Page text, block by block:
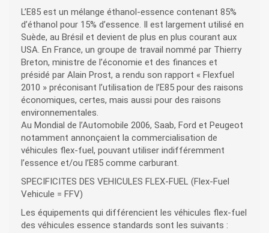
L’E85 est un mélange éthanol-essence contenant 85%
d’éthanol pour 15% d’essence. Il est largement utilisé en
Suède, au Brésil et devient de plus en plus courant aux
USA. En France, un groupe de travail nommé par Thierry
Breton, ministre de l’économie et des finances et
présidé par Alain Prost, a rendu son rapport « Flexfuel
2010 » préconisant l’utilisation de l’E85 pour des raisons
économiques, certes, mais aussi pour des raisons
environnementales.
Au Mondial de l’Automobile 2006, Saab, Ford et Peugeot
notamment annonçaient la commercialisation de
véhicules flex-fuel, pouvant utiliser indifféremment
l’essence et/ou l’E85 comme carburant.
SPECIFICITES DES VEHICULES FLEX-FUEL (Flex-Fuel
Vehicule = FFV)
Les équipements qui différencient les véhicules flex-fuel
des véhicules essence standards sont les suivants :